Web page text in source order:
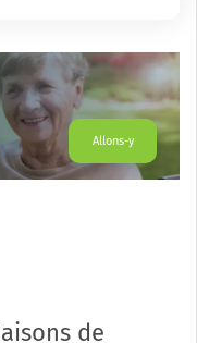
Allons-y
de